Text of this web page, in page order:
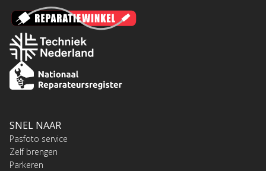
SNEL NAAR
Pasfoto service
Zelf brengen
Parkeren